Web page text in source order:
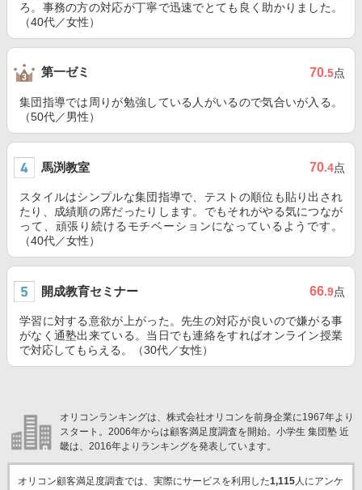
ろ。事務の方の対応が丁寧で迅速でとても良く助かりました。
（40代／女性）
第一ゼミ 70.5点
集団指導では周りが勉強している人がいるので気合いが入る。
（50代／男性）
馬渕教室 70.4点
スタイルはシンプルな集団指導で、テストの順位も貼り出され
たり、成績順の席だったりします。でもそれがやる気につなが
って、頑張り続けるモチベーションになっているようです。
（40代／女性）
開成教育セミナー 66.9点
学習に対する意欲が上がった。先生の対応が良いので嫌がる事
がなく通塾出来ている。当日でも連絡をすればオンライン授業
で対応してもらえる。（30代／女性）
オリコンランキングは、株式会社オリコンを前身企業に1967年より
スタート。2006年からは顧客満足度調査を開始。小学生 集団塾 近
畿は、2016年よりランキングを発表しています。
オリコン顧客満足度調査では、実際にサービスを利用した1,115人にアンケ